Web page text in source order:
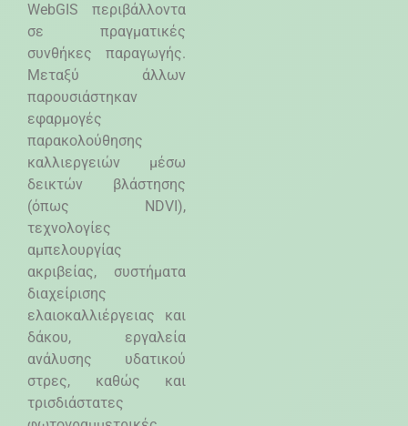
WebGIS περιβάλλοντα
σε πραγματικές
συνθήκες παραγωγής.
Μεταξύ άλλων
παρουσιάστηκαν
εφαρμογές
παρακολούθησης
καλλιεργειών μέσω
δεικτών βλάστησης
(όπως
NDVI ),
τεχνολογίες
αμπελουργίας
ακριβείας, συστήματα
διαχείρισης
ελαιοκαλλιέργειας και
δάκου, εργαλεία
ανάλυσης υδατικού
στρες, καθώς και
τρισδιάστατες